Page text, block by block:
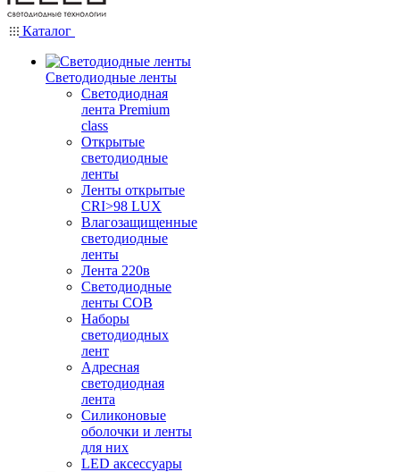
Каталог
Светодиодные ленты
Светодиодная
лента Premium
class
Открытые
светодиодные
ленты
Ленты открытые
CRI>98 LUX
Влагозащищенные
светодиодные
ленты
Лента 220в
Светодиодные
ленты COB
Наборы
светодиодных
лент
Адресная
светодиодная
лента
Силиконовые
оболочки и ленты
для них
LED аксессуары